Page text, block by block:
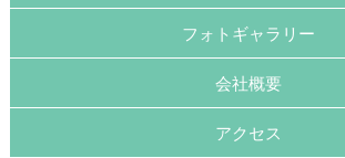
フォトギャラリー
会社概要
アクセス